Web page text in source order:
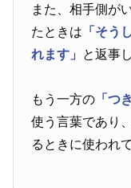
また、相手側が
たときは 「そう
れます」 と返事
もう一方の 「つ
使う言葉であり
るときに使われ